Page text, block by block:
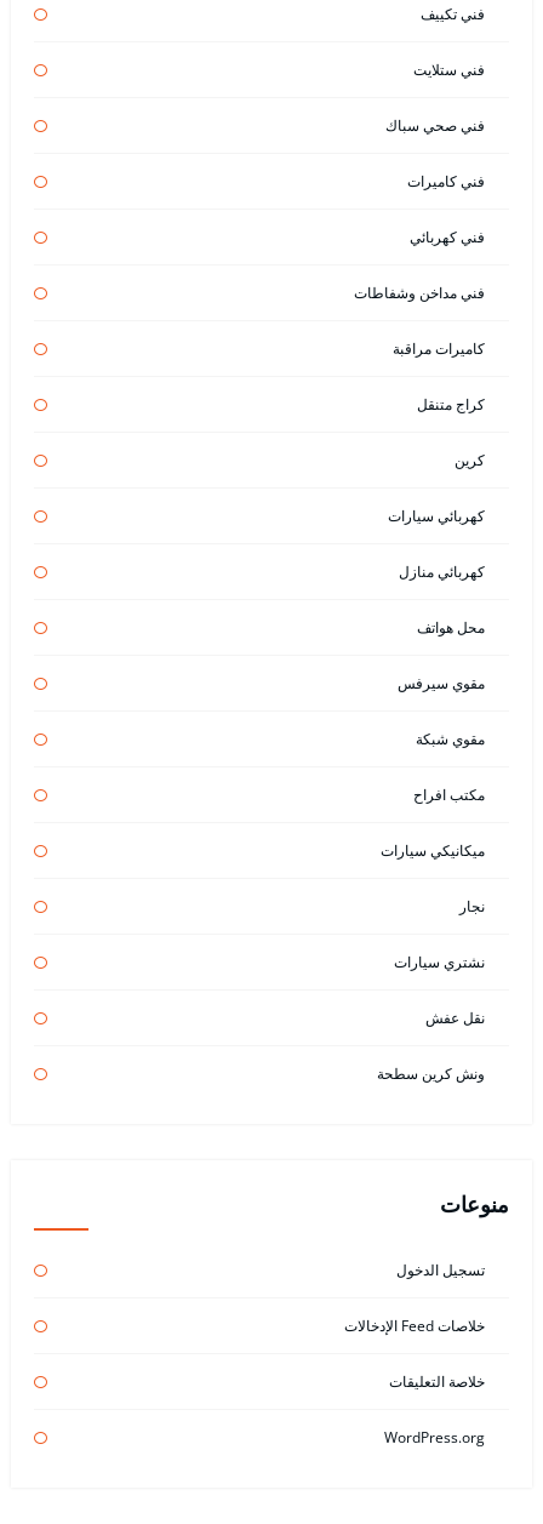
فني تكييف
فني ستلايت
فني صحي سباك
فني كاميرات
فني كهربائي
فني مداخن وشفاطات
كاميرات مراقبة
كراج متنقل
كرين
كهربائي سيارات
كهربائي منازل
محل هواتف
مقوي سيرفس
مقوي شبكة
مكتب افراح
ميكانيكي سيارات
نجار
نشتري سيارات
نقل عفش
ونش كرين سطحة
منوعات
تسجيل الدخول
خلاصات Feed الإدخالات
خلاصة التعليقات
WordPress.org